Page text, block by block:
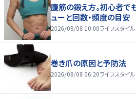
腹筋の鍛え方。初心者で
ューと回数・頻度の目安
2026/08/08 10:00ライフスタイル
巻き爪の原因と予防法
2026/08/08 06:20ライフスタイル